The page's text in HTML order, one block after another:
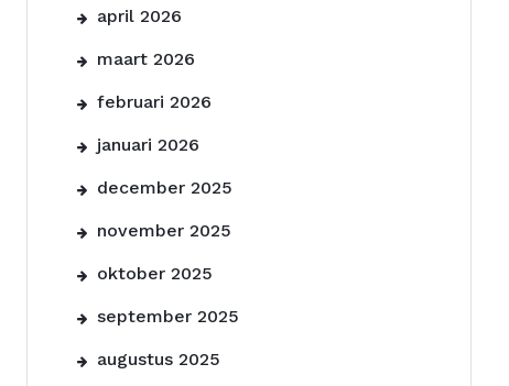
april 2026
maart 2026
februari 2026
januari 2026
december 2025
november 2025
oktober 2025
september 2025
augustus 2025